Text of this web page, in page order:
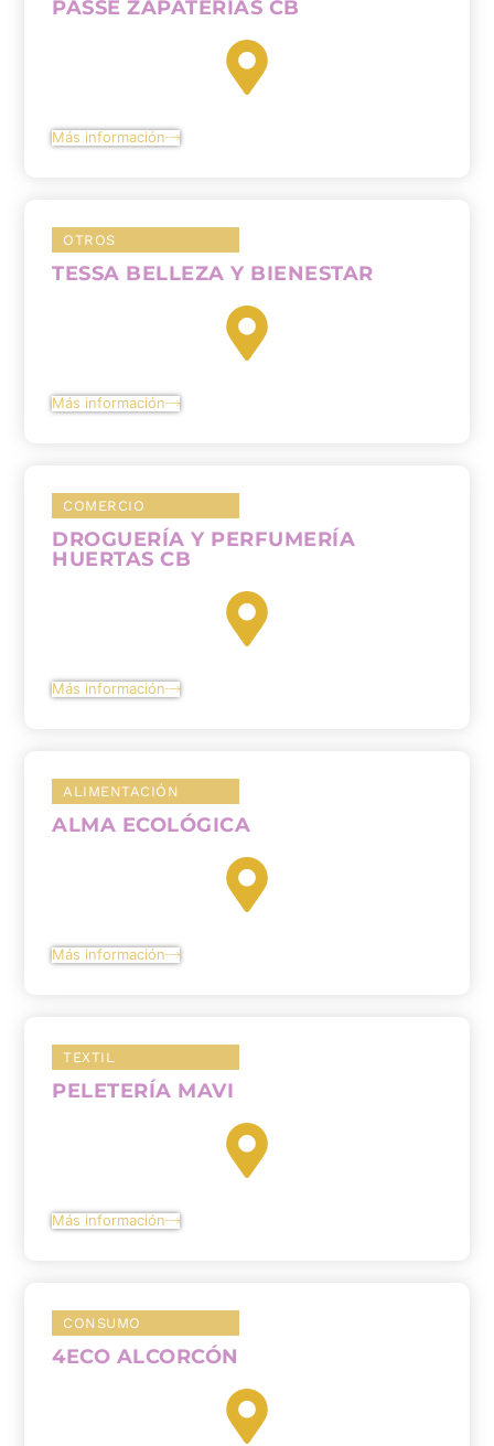
PASSE ZAPATERIAS CB
Más información
OTROS
TESSA BELLEZA Y BIENESTAR
Más información
COMERCIO
DROGUERÍA Y PERFUMERÍA
HUERTAS CB
Más información
ALIMENTACIÓN
ALMA ECOLÓGICA
Más información
TEXTIL
PELETERÍA MAVI
Más información
CONSUMO
4ECO ALCORCÓN